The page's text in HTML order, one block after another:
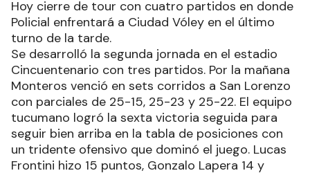
Hoy cierre de tour con cuatro partidos en donde
Policial enfrentará a Ciudad Vóley en el último
turno de la tarde.
Se desarrolló la segunda jornada en el estadio
Cincuentenario con tres partidos. Por la mañana
Monteros venció en sets corridos a San Lorenzo
con parciales de 25-15, 25-23 y 25-22. El equipo
tucumano logró la sexta victoria seguida para
seguir bien arriba en la tabla de posiciones con
un tridente ofensivo que dominó el juego. Lucas
Frontini hizo 15 puntos, Gonzalo Lapera 14 y